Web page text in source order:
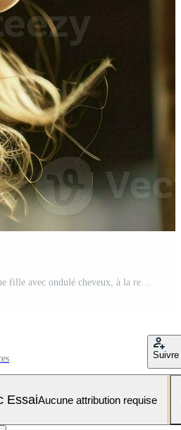
fermer portrait de une Jeune fille avec ondulé cheveux, à la recherche de à le côté.. génératif ai Photo Pro
Suivre
EssaiAucune attribution requise